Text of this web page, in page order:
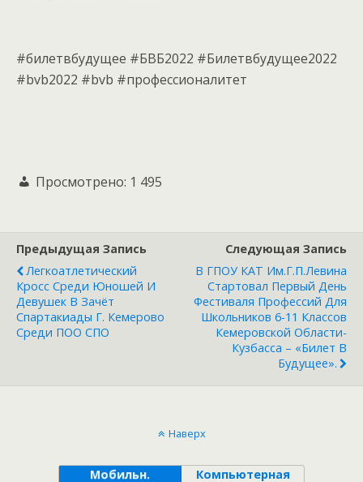
#билетвбудущее #БВБ2022 #Билетвбудущее2022
#bvb2022 #bvb #профессионалитет
Просмотрено: 1 495
Предыдущая Запись
Легкоатлетический
Кросс Среди Юношей И
Девушек В Зачёт
Спартакиады Г. Кемерово
Среди ПОО СПО
Следующая Запись
В ГПОУ КАТ Им.Г.П.Левина
Стартовал Первый День
Фестиваля Профессий Для
Школьников 6-11 Классов
Кемеровской Области-
Кузбасса – «Билет В
Будущее».
Наверх
Мобильн. Компьютерная